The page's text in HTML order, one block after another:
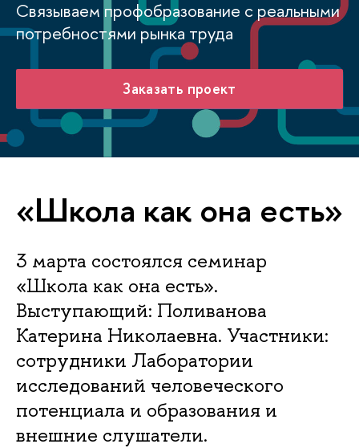
Связываем профобразование с реальными
потребностями рынка труда
Заказать проект
«Школа как она есть»
3 марта состоялся семинар
«Школа как она есть».
Выступающий: Поливанова
Катерина Николаевна. Участники:
сотрудники Лаборатории
исследований человеческого
потенциала и образования и
внешние слушатели.